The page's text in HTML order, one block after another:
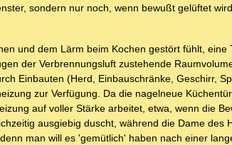
sondern nur noch, wenn bewußt gelüftet
und dem Lärm beim Kochen gestört fühlt,
der Verbrennungsluft zustehende
Einbauten (Herd, Einbauschränke, Geschirr,
zur Verfügung. Da die nagelneue
auf voller Stärke arbeitet, etwa, wenn die
ausgiebig duscht, während die Dame des
man will es 'gemütlich' haben nach einer